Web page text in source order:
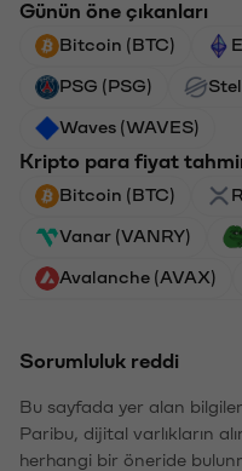
Günün öne çıkanları
Bitcoin (BTC)
PSG (PSG)
Waves (WAVES)
Kripto para fiyat
Bitcoin (BTC)
Vanar (VANRY)
Avalanche (AVAX)
Sorumluluk reddi
Bu sayfada yer alan
Paribu, dijital varlıkların
herhangi bir öneride